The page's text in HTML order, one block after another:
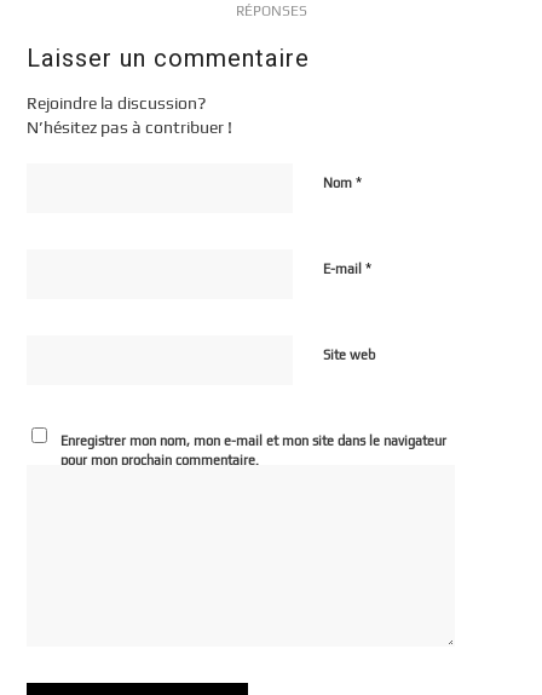
RÉPONSES
Laisser un commentaire
Rejoindre la discussion?
N’hésitez pas à contribuer !
Nom*
E-mail*
Site web
Enregistrer mon nom, mon e-mail et mon site dans le navigateur
pour mon prochain commentaire.